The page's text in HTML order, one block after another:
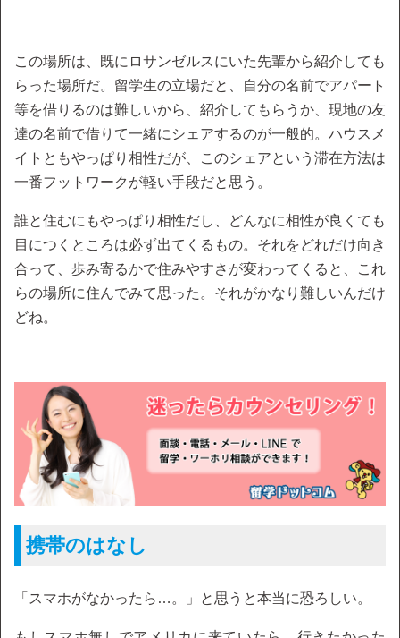
この場所は、既にロサンゼルスにいた先輩から紹介しても
らった場所だ。留学生の立場だと、自分の名前でアパート
等を借りるのは難しいから、紹介してもらうか、現地の友
達の名前で借りて一緒にシェアするのが一般的。ハウスメ
イトともやっぱり相性だが、このシェアという滞在方法は
一番フットワークが軽い手段だと思う。
誰と住むにもやっぱり相性だし、どんなに相性が良くても
目につくところは必ず出てくるもの。それをどれだけ向き
合って、歩み寄るかで住みやすさが変わってくると、これ
らの場所に住んでみて思った。それがかなり難しいんだけ
どね。
携帯のはなし
「スマホがなかったら…。」と思うと本当に恐ろしい。